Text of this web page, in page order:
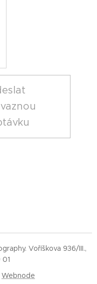
Voříškova 936/III.,
Webnode